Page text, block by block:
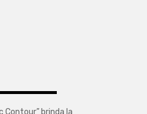
Contour” brinda la